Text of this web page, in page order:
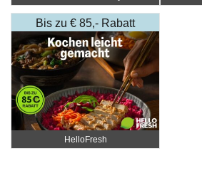
Katharina Fister
Bis zu € 85,- Rabatt
HelloFresh